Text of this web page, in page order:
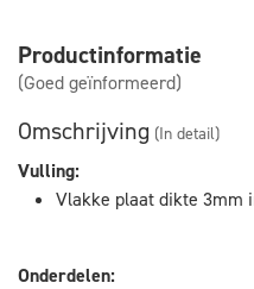
Productinformatie
(Goed geïnformeerd)
Omschrijving (In detail)
Vulling:
Vlakke plaat dikte 3mm
Onderdelen: